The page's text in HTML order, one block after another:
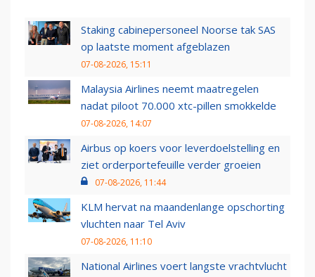
Staking cabinepersoneel Noorse tak SAS
op laatste moment afgeblazen
07-08-2026, 15:11
Malaysia Airlines neemt maatregelen
nadat piloot 70.000 xtc-pillen smokkelde
07-08-2026, 14:07
Airbus op koers voor leverdoelstelling en
ziet orderportefeuille verder groeien
07-08-2026, 11:44
KLM hervat na maandenlange opschorting
vluchten naar Tel Aviv
07-08-2026, 11:10
National Airlines voert langste vrachtvlucht